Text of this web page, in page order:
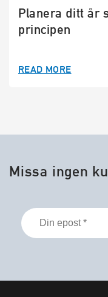
Planera ditt år
principen
READ MORE
Missa ingen
Din
epost